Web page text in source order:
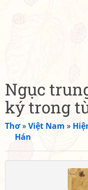
Ngục
ký trong
Thơ»Việt Nam »
Hán